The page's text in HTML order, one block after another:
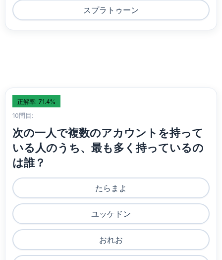
スプラトゥーン
正解率: 71.4%
10問目:
次の一人で複数のアカウントを持って
いる人のうち、最も多く持っているの
は誰？
たらまよ
ユッケドン
おれお